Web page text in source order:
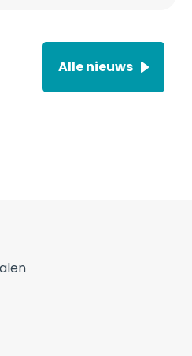
Alle nieuws